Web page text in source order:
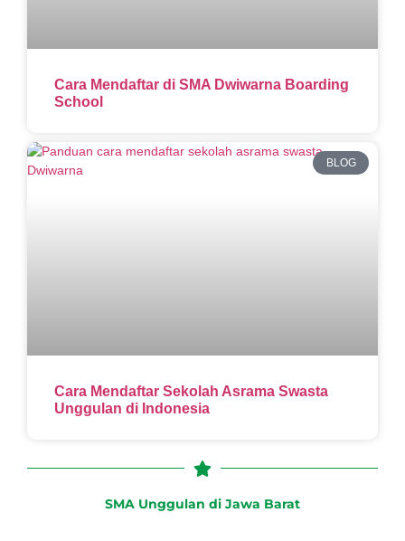
Cara Mendaftar di SMA Dwiwarna Boarding
School
BLOG
Cara Mendaftar Sekolah Asrama Swasta
Unggulan di Indonesia
SMA Unggulan di Jawa Barat